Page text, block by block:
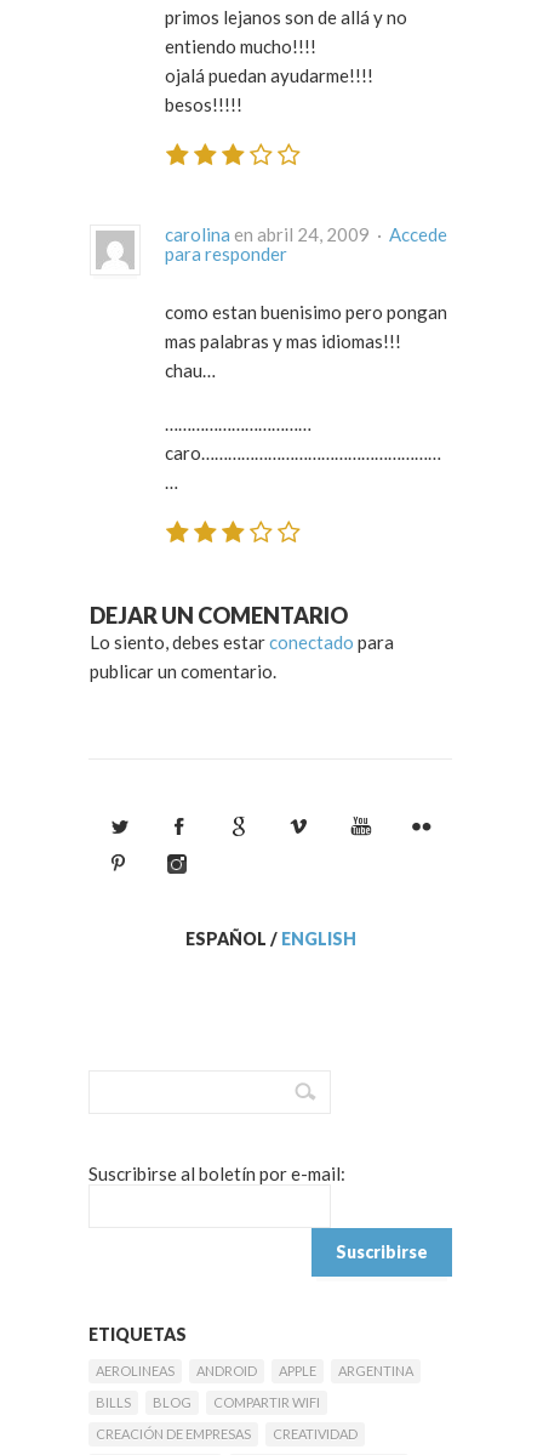
primos lejanos son de allá y no
entiendo mucho!!!!
ojalá puedan ayudarme!!!!
besos!!!!!
carolina en abril 24, 2009 · Accede
para responder
como estan buenisimo pero pongan
mas palabras y mas idiomas!!!
chau…
……………………………
caro………………………………………………
…
DEJAR UN COMENTARIO
Lo siento, debes estarconectado para
publicar un comentario.
ESPAÑOL / ENGLISH
Suscribirse al boletín por e-mail:
ETIQUETAS
AEROLINEAS ANDROID APPLE
ARGENTINA
BILLS
BLOG
COMPARTIR WIFI
CREACIÓN DE EMPRESAS
CREATIVIDAD